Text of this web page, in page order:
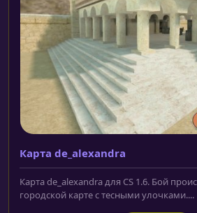
Карта de_alexandra
Карта de_alexandra для CS 1.6. Бой
городской карте с тесными улочками....